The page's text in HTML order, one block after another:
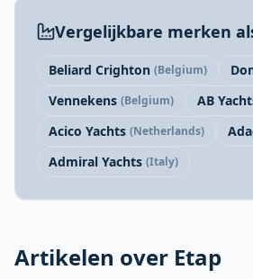
Vergelijkbare merken
Beliard Crighton (Belgium)
Vennekens (Belgium) AB
Acico Yachts (Netherlands)
Admiral Yachts (Italy)
Artikelen over Etap